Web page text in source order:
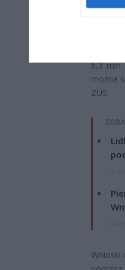
Jeżeli
6,3 mln
można
ZUS.
Wnioski